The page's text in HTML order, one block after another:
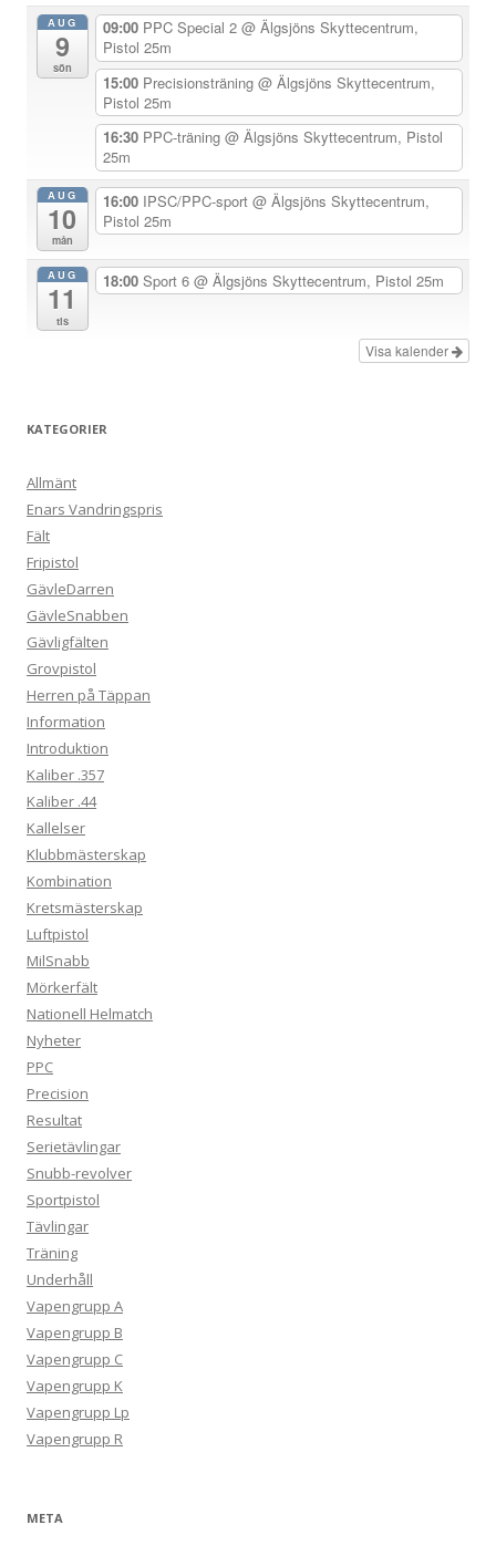
a
g
AUG
9
sön
09:00 PPC Special 2 @ Älgsjöns Skyttecentrum,
Pistol 25m
15:00 Precisionsträning @ Älgsjöns Skyttecentrum,
Pistol 25m
16:30 PPC-träning @ Älgsjöns Skyttecentrum, Pistol
25m
AUG
10
mån
16:00 IPSC/PPC-sport @ Älgsjöns Skyttecentrum,
Pistol 25m
AUG
11
tis
18:00 Sport 6 @ Älgsjöns Skyttecentrum, Pistol 25m
Visa kalender
KATEGORIER
Allmänt
Enars Vandringspris
Fält
Fripistol
GävleDarren
GävleSnabben
Gävligfälten
Grovpistol
Herren på Täppan
Information
Introduktion
Kaliber .357
Kaliber .44
Kallelser
Klubbmästerskap
Kombination
Kretsmästerskap
Luftpistol
MilSnabb
Mörkerfält
Nationell Helmatch
Nyheter
PPC
Precision
Resultat
Serietävlingar
Snubb-revolver
Sportpistol
Tävlingar
Träning
Underhåll
Vapengrupp A
Vapengrupp B
Vapengrupp C
Vapengrupp K
Vapengrupp Lp
Vapengrupp R
META